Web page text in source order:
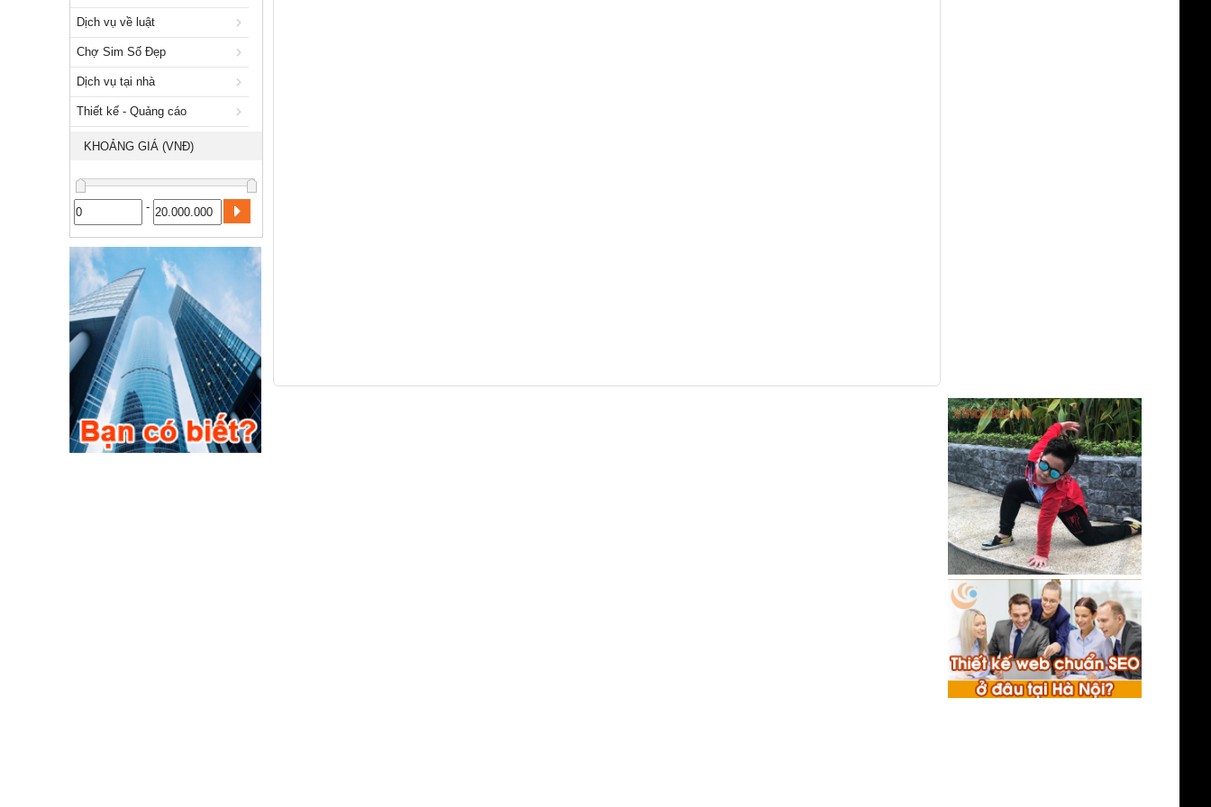
Xuất nhập khẩu
Dịch vụ về luật
Chợ Sim Số Đẹp
Dịch vụ tại nhà
Thiết kế - Quảng cáo
Dịch vụ về luật
Chợ Sim Số Đẹp
Dịch vụ tại nhà
Thiết kế - Quảng cáo
KHOẢNG GIÁ (VNĐ)
-